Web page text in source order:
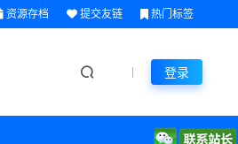
资源存档 提交友链 热门标签
登录